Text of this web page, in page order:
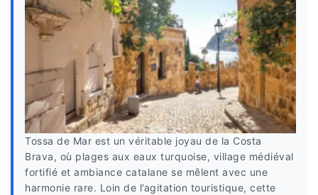
Tossa de Mar est un véritable joyau de la Costa
Brava, où plages aux eaux turquoise, village médiéval
fortifié et ambiance catalane se mêlent avec une
harmonie rare. Loin de l’agitation touristique, cette